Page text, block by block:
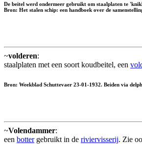
De beitel werd ondermeer gebruikt om staalplaten te
Bron: Het stalen schip: een handboek over de
~volderen:
staalplaten met een soort koudbeitel, een
Bron: Weekblad Schuttevaer 23-01-1932. Beiden via
~Volendammer:
een bottergebruikt in de riviervisserij. Zie